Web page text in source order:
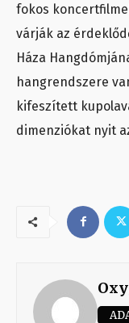
fokos
várják az
Háza
hangrendszere
kifeszített
dimenziókat nyit